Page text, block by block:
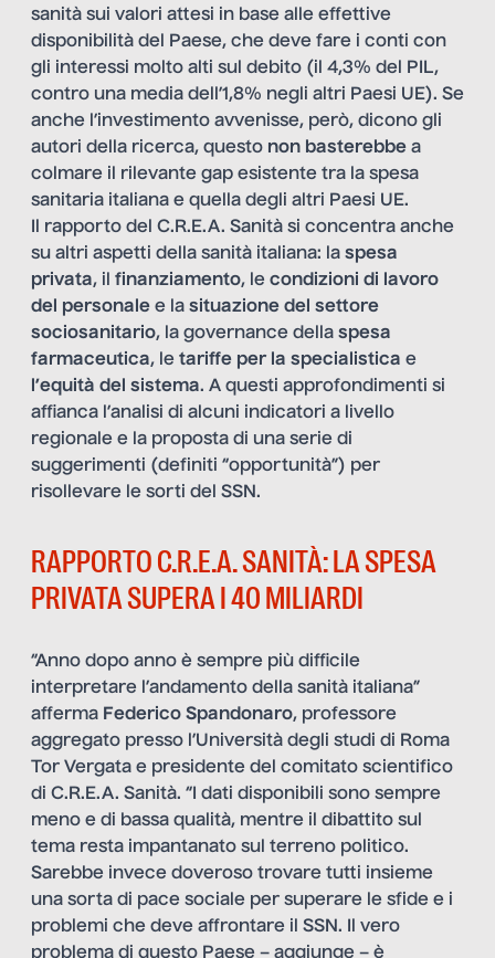
sanità sui valori attesi in base alle effettive
disponibilità del Paese, che deve fare i conti con
gli interessi molto alti sul debito (il 4,3% del PIL,
contro una media dell’1,8% negli altri Paesi UE). Se
anche l’investimento avvenisse, però, dicono gli
autori della ricerca, questo non basterebbe a
colmare il rilevante gap esistente tra la spesa
sanitaria italiana e quella degli altri Paesi UE.
Il rapporto del C.R.E.A. Sanità si concentra anche
su altri aspetti della sanità italiana: la spesa
privata, il finanziamento, le condizioni di lavoro
del personale e la situazione del settore
sociosanitario, la governance della spesa
farmaceutica, le tariffe per la specialistica e
l’equità del sistema. A questi approfondimenti si
affianca l’analisi di alcuni indicatori a livello
regionale e la proposta di una serie di
suggerimenti (definiti “opportunità”) per
risollevare le sorti del SSN.
RAPPORTO C.R.E.A. SANITÀ: LA SPESA
PRIVATA SUPERA I 40 MILIARDI
“Anno dopo anno è sempre più difficile
interpretare l’andamento della sanità italiana”
afferma Federico Spandonaro, professore
aggregato presso l’Università degli studi di Roma
Tor Vergata e presidente del comitato scientifico
di C.R.E.A. Sanità. “I dati disponibili sono sempre
meno e di bassa qualità, mentre il dibattito sul
tema resta impantanato sul terreno politico.
Sarebbe invece doveroso trovare tutti insieme
una sorta di pace sociale per superare le sfide e i
problemi che deve affrontare il SSN. Il vero
problema di questo Paese – aggiunge – è